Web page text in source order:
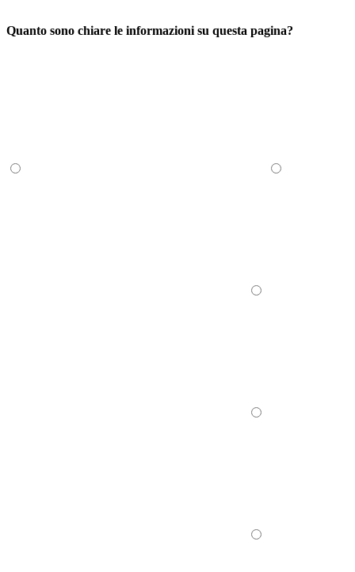
Quanto sono chiare le informazioni su questa pagina?